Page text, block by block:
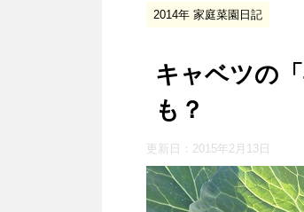
2014年 家庭菜園日記
キャベツの
も？
更新日： 2015年2月13日